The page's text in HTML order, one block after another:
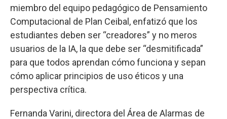
miembro del equipo pedagógico de Pensamiento
Computacional de Plan Ceibal, enfatizó que los
estudiantes deben ser “creadores” y no meros
usuarios de la IA, la que debe ser “desmitificada”
para que todos aprendan cómo funciona y sepan
cómo aplicar principios de uso éticos y una
perspectiva crítica.
Fernanda Varini, directora del Área de Alarmas de